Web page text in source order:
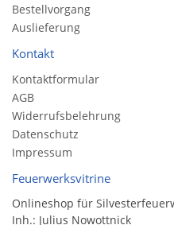
Bestellvorgang
Auslieferung
Kontakt
Kontaktformular
AGB
Widerrufsbelehrung
Datenschutz
Impressum
Feuerwerksvitrine
Onlineshop für
Inh.: Julius Nowottnick